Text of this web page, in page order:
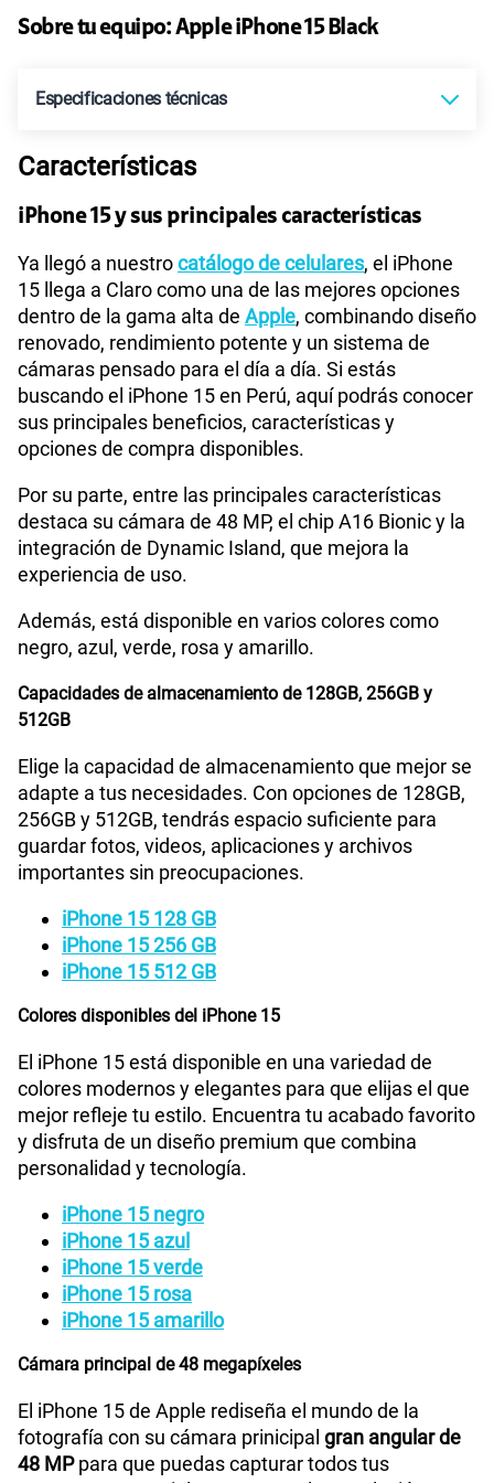
Ver más planes
Sobre tu equipo:Apple iPhone 15 Black
Especificaciones técnicas
Tecnología de Pantalla
Sistema operativo iOS 17
Procesador A16 Bionic
Tamaño de Pantalla 6.1 pulgadas
WiFI Si
Bluetooth
Cámara de fotos Principal Gran angular de 48 MP
Cámara de fotos Frontal Ultra gran angular de 12 MP
Radio FM
Grabadora de Voz
Tipo de Batería Batería de iones de litio
GPS
Reconocimiento Facial
Que viene en
la caja
iPhone con iOS 17 | Cable de carga USB‑C |
Documentación
Características
iPhone 15 y sus principales características
Ya llegó a nuestrocatálogo de celulares, el iPhone
15 llega a Claro como una de las mejores opciones
dentro de la gama alta de Apple, combinando diseño
renovado, rendimiento potente y un sistema de
cámaras pensado para el día a día. Si estás
buscando el iPhone 15 en Perú, aquí podrás conocer
sus principales beneficios, características y
opciones de compra disponibles.
Por su parte, entre las principales características
destaca su cámara de 48 MP, el chip A16 Bionic y la
integración de Dynamic Island, que mejora la
experiencia de uso.
Además, está disponible en varios colores como
negro, azul, verde, rosa y amarillo.
Capacidades de almacenamiento de 128GB, 256GB y
512GB
Elige la capacidad de almacenamiento que mejor se
adapte a tus necesidades. Con opciones de 128GB,
256GB y 512GB, tendrás espacio suficiente para
guardar fotos, videos, aplicaciones y archivos
importantes sin preocupaciones.
iPhone 15 128 GB
iPhone 15 256 GB
iPhone 15 512 GB
Colores disponibles del iPhone 15
El iPhone 15 está disponible en una variedad de
colores modernos y elegantes para que elijas el que
mejor refleje tu estilo. Encuentra tu acabado favorito
y disfruta de un diseño premium que combina
personalidad y tecnología.
iPhone 15 negro
iPhone 15 azul
iPhone 15 verde
iPhone 15 rosa
iPhone 15 amarillo
Cámara principal de 48 megapíxeles
El iPhone 15 de Apple rediseña el mundo de la
fotografía con su cámara prinicipal gran angular de
48 MPpara que puedas capturar todos tus